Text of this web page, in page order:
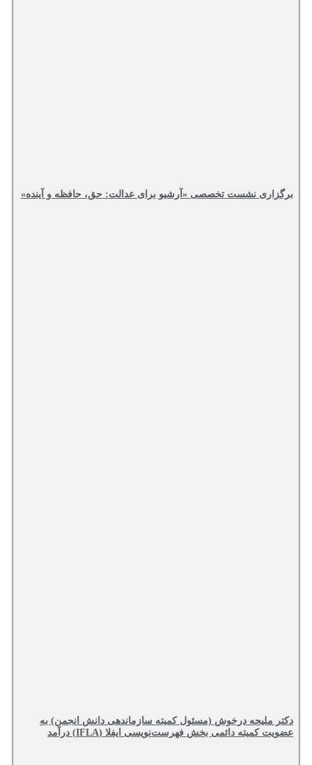
برگزاری نشست تخصصی «آرشیو برای عدالت: حق، حافظه و آینده»
دکتر ملیحه درخوش (مسئول کمیته سازماندهی دانش انجمن) به
عضویت کمیته دائمی بخش فهرست‌نویسی ایفلا (IFLA) درآمد